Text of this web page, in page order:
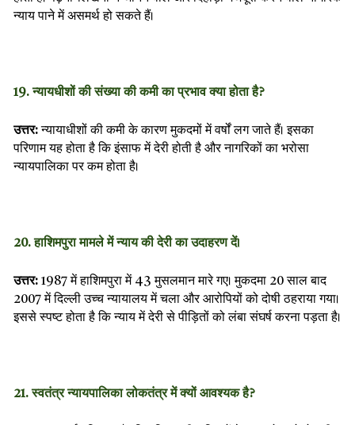
न्याय पाने में असमर्थ हो सकते हैं।
19. न्यायधीशों की संख्या की कमी का प्रभाव क्या होता है?
उत्तर:न्यायाधीशों की कमी के कारण मुकदमों में वर्षों लग जाते हैं। इसका
परिणाम यह होता है कि इंसाफ में देरी होती है और नागरिकों का भरोसा
न्यायपालिका पर कम होता है।
20. हाशिमपुरा मामले में न्याय की देरी का उदाहरण दें।
उत्तर: 1987 में हाशिमपुरा में 43 मुसलमान मारे गए। मुकदमा 20 साल बाद
2007 में दिल्ली उच्च न्यायालय में चला और आरोपियों को दोषी ठहराया गया।
इससे स्पष्ट होता है कि न्याय में देरी से पीड़ितों को लंबा संघर्ष करना पड़ता है।
21. स्वतंत्र न्यायपालिका लोकतंत्र में क्यों आवश्यक है?